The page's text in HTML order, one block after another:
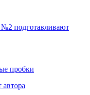
подготавливают
пробки